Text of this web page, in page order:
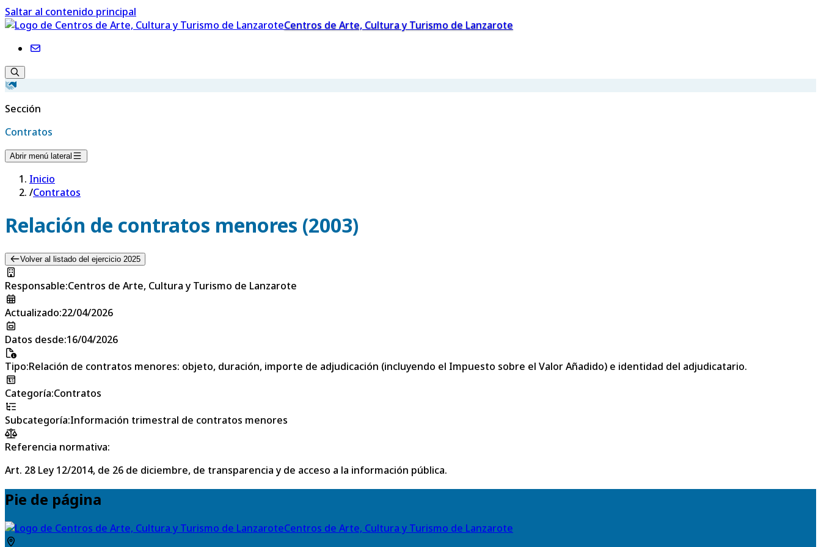
Saltar al contenido principal
Centros de Arte, Cultura y Turismo de Lanzarote
Sección
Contratos
Abrir menú lateral
Inicio
/Contratos
Relación de contratos menores (2003)
Volver al listado del ejercicio 2025
Responsable:Centros de Arte, Cultura y Turismo de Lanzarote
Actualizado:22/04/2026
Datos desde:16/04/2026
Tipo:Relación de contratos menores: objeto, duración, importe de adjudicación (incluyendo el Impuesto sobre el Valor Añadido) e identidad del adjudicatario.
Categoría:Contratos
Subcategoría:Información trimestral de contratos menores
Referencia normativa:
Art. 28 Ley 12/2014, de 26 de diciembre, de transparencia y de acceso a la información pública.
Pie de página
Centros de Arte, Cultura y Turismo de Lanzarote